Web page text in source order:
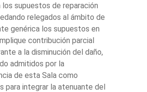
supuestos de reparación
relegados al ámbito de
genérica los supuestos en
contribución parcial
a la disminución del daño,
admitidos por la
de esta Sala como
para integrar la atenuante del